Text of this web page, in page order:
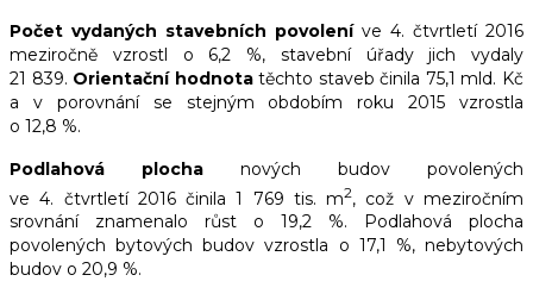
Počet vydaných stavebních povoleníve 4. čtvrtletí 2016
meziročně vzrostl o 6,2 %, stavební úřady jich vydaly
21 839. Orientační hodnotatěchto staveb činila 75,1 mld. Kč
a v porovnání se stejným obdobím roku 2015 vzrostla
o 12,8 %.
Podlahová plocha nových budov povolených
ve 4. čtvrtletí 2016 činila 1 769 tis. m2, což v meziročním
srovnání znamenalo růst o 19,2 %. Podlahová plocha
povolených bytových budov vzrostla o 17,1 %, nebytových
budov o 20,9 %.